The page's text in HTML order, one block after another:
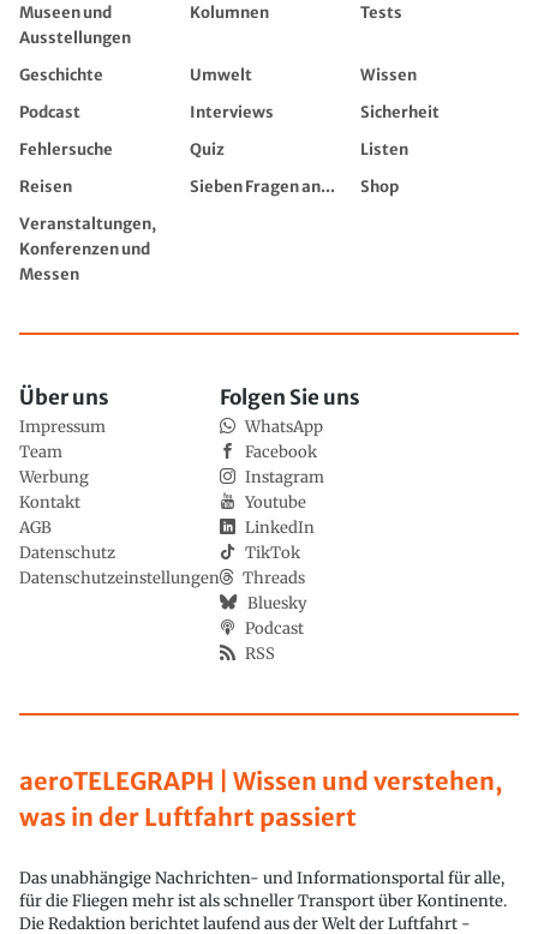
Museen und
Ausstellungen
Kolumnen Tests
Geschichte Umwelt
Wissen
Podcast
Interviews
Sicherheit
Fehlersuche
Quiz
Listen
Reisen
Sieben Fragen an...
Shop
Veranstaltungen,
Konferenzen und
Messen
aeroTELEGRAPH | Wissen und verstehen,
was in der Luftfahrt passiert
Das unabhängige Nachrichten- und Informationsportal für alle,
für die Fliegen mehr ist als schneller Transport über Kontinente.
Die Redaktion berichtet laufend aus der Welt der Luftfahrt -
Über uns
Impressum
Team
Werbung
Kontakt
AGB
Datenschutz
Datenschutzeinstellungen
Folgen Sie uns
WhatsApp
Facebook
Instagram
Youtube
LinkedIn
TikTok
Threads
Bluesky
Podcast
RSS